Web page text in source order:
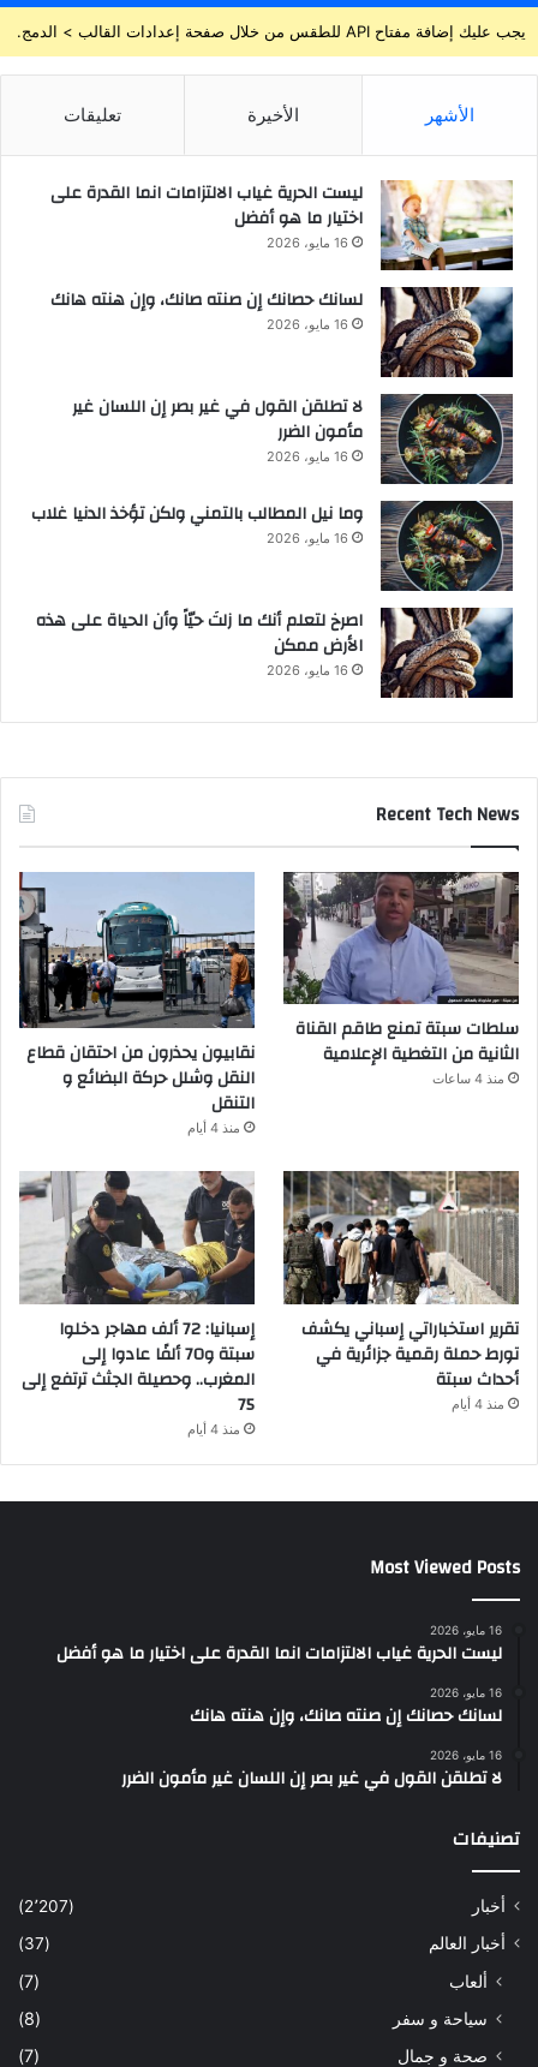
يجب عليك إضافة مفتاح API للطقس من خلال صفحة إعدادات القالب > الدمج.
الأشهر الأخيرة تعليقات
ليست الحرية غياب الالتزامات انما القدرة على
اختيار ما هو أفضل
16 مايو، 2026
لسانك حصانك إن صنته صانك، وإن هنته هانك
16 مايو، 2026
لا تطلقن القول في غير بصر إن اللسان غير
مأمون الضرر
16 مايو، 2026
وما نيل المطالب بالتمني ولكن تؤخذ الدنيا غلاب
16 مايو، 2026
‫اصرخ لتعلم أنك ما زلتَ حيّاً وأن الحياة على هذه
الأرض ممكن
16 مايو، 2026
Recent Tech News
سلطات سبتة تمنع طاقم القناة
الثانية من التغطية الإعلامية
منذ 4 ساعات
نقابيون يحذرون من احتقان قطاع
النقل وشلل حركة البضائع و
التنقل
منذ 4 أيام
تقرير استخباراتي إسباني يكشف
تورط حملة رقمية جزائرية في
أحداث سبتة
منذ 4 أيام
إسبانيا: 72 ألف مهاجر دخلوا
سبتة و70 ألفًا عادوا إلى
المغرب.. وحصيلة الجثث ترتفع إلى
75
منذ 4 أيام
Most Viewed Posts
16 مايو، 2026
ليست الحرية غياب الالتزامات انما القدرة على اختيار ما هو أفضل
16 مايو، 2026
لسانك حصانك إن صنته صانك، وإن هنته هانك
16 مايو، 2026
لا تطلقن القول في غير بصر إن اللسان غير مأمون الضرر
تصنيفات
أخبار
(2٬207)
أخبار العالم
(37)
ألعاب
(7)
سياحة و سفر
(8)
صحة و جمال
(7)